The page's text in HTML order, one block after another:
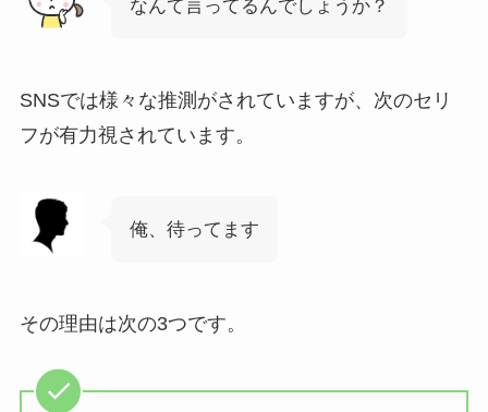
なんて言ってるんでしょうか？
SNSでは様々な推測がされていますが、次のセリ
フが有力視されています。
俺、待ってます
その理由は次の3つです。